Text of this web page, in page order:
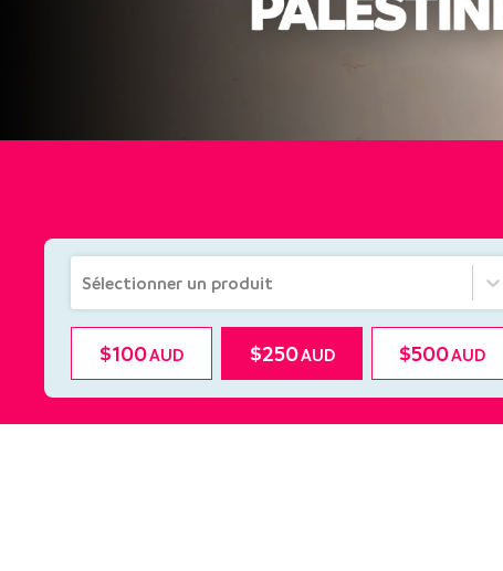
Sélectionner un produit
$100AUD $250AUD $500AUD